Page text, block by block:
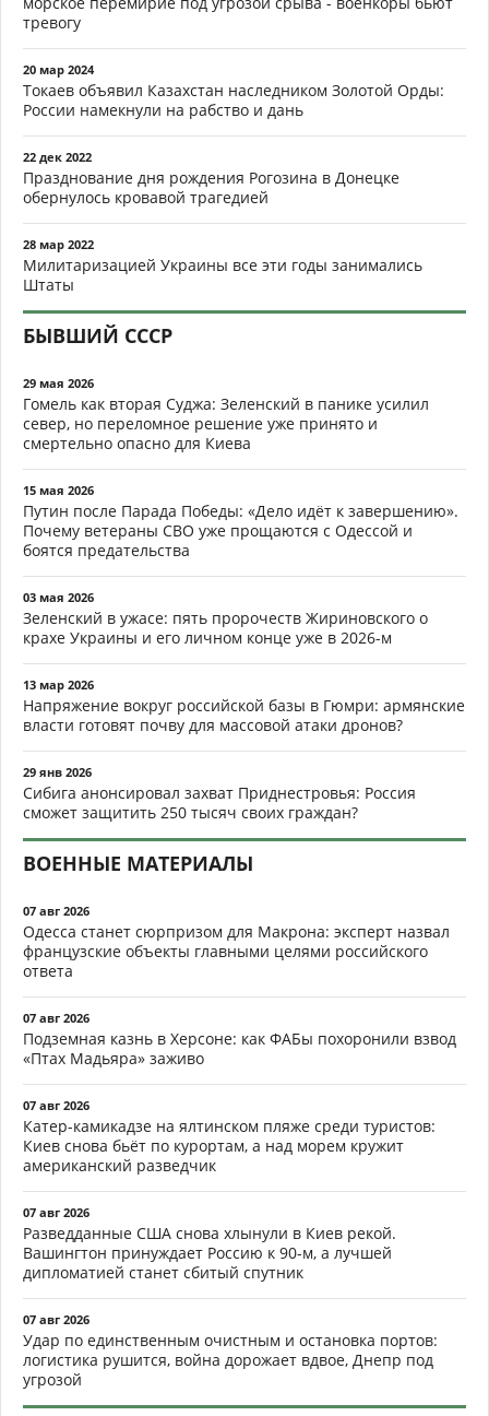
тревогу
20 мар 2024
Токаев объявил Казахстан наследником Золотой Орды:
России намекнули на рабство и дань
22 дек 2022
Празднование дня рождения Рогозина в Донецке
обернулось кровавой трагедией
28 мар 2022
Милитаризацией Украины все эти годы занимались
Штаты
БЫВШИЙ СССР
29 мая 2026
Гомель как вторая Суджа: Зеленский в панике усилил
север, но переломное решение уже принято и
смертельно опасно для Киева
15 мая 2026
Путин после Парада Победы: «Дело идёт к завершению».
Почему ветераны СВО уже прощаются с Одессой и
боятся предательства
03 мая 2026
Зеленский в ужасе: пять пророчеств Жириновского о
крахе Украины и его личном конце уже в 2026-м
13 мар 2026
Напряжение вокруг российской базы в Гюмри: армянские
власти готовят почву для массовой атаки дронов?
29 янв 2026
Сибига анонсировал захват Приднестровья: Россия
сможет защитить 250 тысяч своих граждан?
ВОЕННЫЕ МАТЕРИАЛЫ
07 авг 2026
Одесса станет сюрпризом для Макрона: эксперт назвал
французские объекты главными целями российского
ответа
07 авг 2026
Подземная казнь в Херсоне: как ФАБы похоронили взвод
«Птах Мадьяра» заживо
07 авг 2026
Катер-камикадзе на ялтинском пляже среди туристов:
Киев снова бьёт по курортам, а над морем кружит
американский разведчик
07 авг 2026
Разведданные США снова хлынули в Киев рекой.
Вашингтон принуждает Россию к 90-м, а лучшей
дипломатией станет сбитый спутник
07 авг 2026
Удар по единственным очистным и остановка портов:
логистика рушится, война дорожает вдвое, Днепр под
угрозой